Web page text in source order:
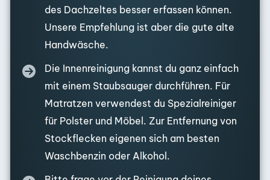
des Dachzeltes besser erfassen können.
Unsere Empfehlung ist aber die gute alte
Handwäsche.
Die Innenreinigung kannst du ganz einfach
mit einem Staubsauger durchführen. Für
Matratzen verwendest du Spezialreiniger
für Polster und Möbel. Zur Entfernung von
Stockflecken eigenen sich am besten
Waschbenzin oder Alkohol.